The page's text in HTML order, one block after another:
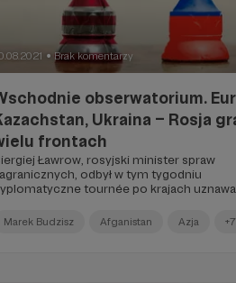
● Brak komentarzy
obserwatorium.
Ukraina – Rosja
frontach
Ławrow, rosyjski minister spraw
odbył w tym tygodniu
tournée po krajach
Europejskiej. Najpierw pojechał do
potem do Wiednia, a na końcu odwiedził
Marek Budzisz Afganistan Azja +7